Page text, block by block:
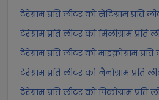
टेरेग्राम प्रति लीटर को सेंटिग्राम प्रति
टेरेग्राम प्रति लीटर को मिलीग्राम
टेरेग्राम प्रति लीटर को माइक्रोग्राम
टेरेग्राम प्रति लीटर को नैनोग्राम प्रति
टेरेग्राम प्रति लीटर को पिकोग्राम